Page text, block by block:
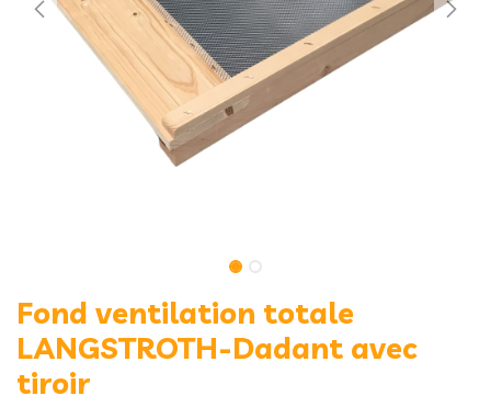
Fond ventilation totale
LANGSTROTH-Dadant avec
tiroir